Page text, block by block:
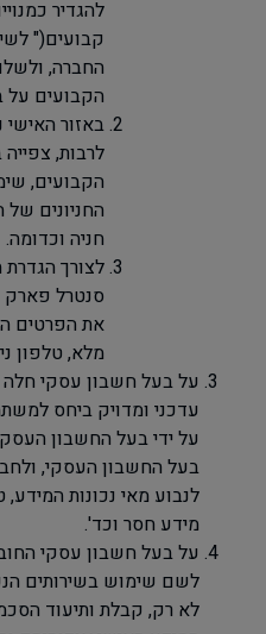
להגדיר
קבועים")
החברה,
הקבועים על
באזור האישי
לרבות,
הקבועים,
החניונים של
חניה וכדומה.
לצורך
סנטרל פארק
את הפרטים
מלא, טלפון
על בעל חשבון עסקי חלה
עדכני ומדויק ביחס
על ידי בעל החשבון
בעל החשבון העסקי,
לנבוע מאי נכונות
מידע חסר וכד'.
על בעל חשבון עסקי
לשם שימוש בשירותים
לא רק, קבלת ותיעוד